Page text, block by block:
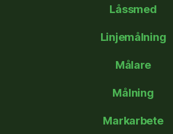
Låssmed
Linjemålning
Målare
Målning
Markarbete